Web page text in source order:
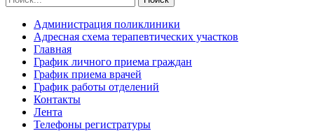
Администрация поликлиники
Адресная схема терапевтических участков
Главная
График личного приема граждан
График приема врачей
График работы отделений
Контакты
Лента
Телефоны регистратуры